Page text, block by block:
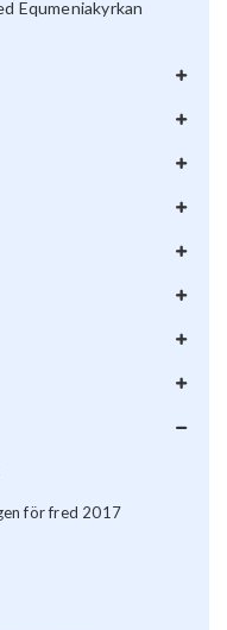
Equmeniakyrkan
för fred 2017